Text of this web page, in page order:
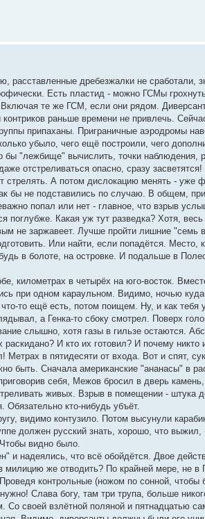
расставленные дребезжалки не
Есть пластид - можно ГСМы
Включая те же ГСМ, если они рядом.
контриков раньше времени не привлечь.
припаханы. Приграничные аэродромы
убыло, чего ещё построили, чего
"лежбище" вычислить, точки наблюдения,
отстреливаться опасно, сразу
стрелять. А потом дислокацию менять - уже
бы не подставились по случаю. В общем,
попал или нет - главное, что взрыв
поглубже. Какая уж тут разведка? Хотя,
не заржавеет. Лучше пройти лишние "семь
Или найти, если попадётся.
в болоте, на островке. И подальше в
километрах в четырёх на юго-восток.
при одном караульном. Видимо, ночью
то ещё есть, потом поищем. Ну, и как
а Генка-то сбоку смотрел. Поверх
слышно, хотя газы в гильзе остаются.
раскидано? И кто их готовил? И почему
Метрах в пятидесяти от входа. Вот и спят,
быть. Сначала американские "ананасы" в
себя, Межов бросил в дверь
живых. Взрыв в помещении - штука
Обязательно кто-нибудь убъёт.
видимо контузило. Потом высунули
должен русский знать, хорошо, что
видно было.
и надеялись, что всё обойдётся. Двое
милицию же отводить? По крайней мере, не
контрольные (ножом по сонной,
Слава богу, там три трупа, больше
своей взлётной поляной и пятнадцатью